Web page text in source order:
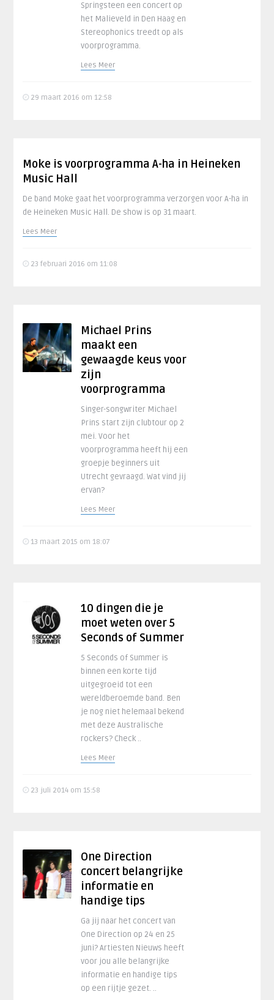
Springsteen een concert op
het Malieveld in Den Haag en
Stereophonics treedt op als
voorprogramma.
Lees Meer
29 maart 2016 om 12:58
Moke is voorprogramma A-ha in Heineken
Music Hall
De band Moke gaat het voorprogramma verzorgen voor A-ha in
de Heineken Music Hall. De show is op 31 maart.
Lees Meer
23 februari 2016 om 11:08
Michael Prins
maakt een
gewaagde keus voor
zijn
voorprogramma
Singer-songwriter Michael
Prins start zijn clubtour op 2
mei. Voor het
voorprogramma heeft hij een
groepje beginners uit
Utrecht gevraagd. Wat vind jij
ervan?
Lees Meer
13 maart 2015 om 18:07
10 dingen die je
moet weten over 5
Seconds of Summer
5 Seconds of Summer is
binnen een korte tijd
uitgegroeid tot een
wereldberoemde band. Ben
je nog niet helemaal bekend
met deze Australische
rockers? Check ..
Lees Meer
23 juli 2014 om 15:58
One Direction
concert belangrijke
informatie en
handige tips
Ga jij naar het concert van
One Direction op 24 en 25
juni? Artiesten Nieuws heeft
voor jou alle belangrijke
informatie en handige tips
op een rijtje gezet. ..